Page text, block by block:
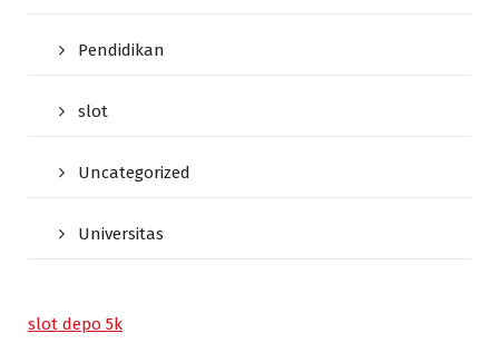
Pendidikan
slot
Uncategorized
Universitas
slot depo 5k